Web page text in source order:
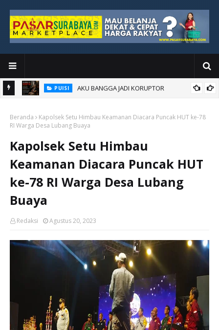
PUISI AKU BANGGA JADI KORUPTOR
Beranda
Kapolsek Setu Himbau Keamanan Diacara Puncak HUT ke-78
RI Warga Desa Lubang Buaya
Kapolsek Setu Himbau
Keamanan Diacara Puncak HUT
ke-78 RI Warga Desa Lubang
Buaya
Redaksi Agustus 20, 2023